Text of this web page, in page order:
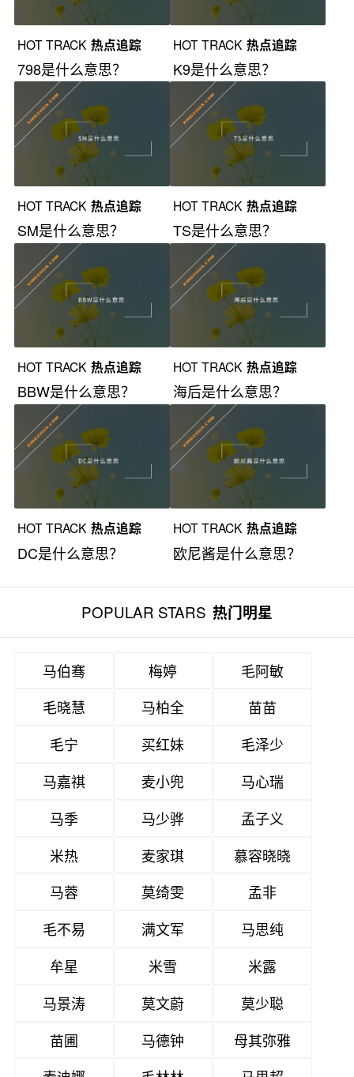
HOT TRACK 热点追踪
798是什么意思？
HOT TRACK 热点追踪
K9是什么意思？
HOT TRACK 热点追踪
SM是什么意思？
HOT TRACK 热点追踪
TS是什么意思？
HOT TRACK 热点追踪
BBW是什么意思？
HOT TRACK 热点追踪
海后是什么意思？
HOT TRACK 热点追踪
DC是什么意思？
HOT TRACK 热点追踪
欧尼酱是什么意思？
POPULAR STARS 热门明星
马伯骞 梅婷
毛阿敏
毛晓慧
马柏全
苗苗
毛宁
买红妹
毛泽少
马嘉祺
麦小兜
马心瑞
马季
马少骅
孟子义
米热
麦家琪
慕容晓晓
马蓉
莫绮雯
孟非
毛不易
满文军
马思纯
牟星
米雪
米露
马景涛
莫文蔚
莫少聪
苗圃
马德钟
母其弥雅